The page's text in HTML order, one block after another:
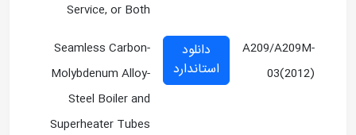
Service, or Both
A209/A209M-
03(2012)
دانلود
استاندارد
Seamless Carbon-
Molybdenum Alloy-
Steel Boiler and
Superheater Tubes